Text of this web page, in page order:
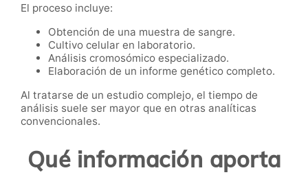
El proceso incluye:
Obtención de una muestra de sangre.
Cultivo celular en laboratorio.
Análisis cromosómico especializado.
Elaboración de un informe genético completo.
Al tratarse de un estudio complejo, el tiempo de
análisis suele ser mayor que en otras analíticas
convencionales.
Qué información aporta